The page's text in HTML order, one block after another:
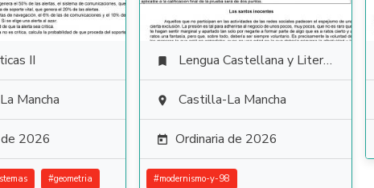
II
Mancha
2026
#geometria
 Lengua Castellana y Literatura
 Castilla-La Mancha
 Ordinaria de 2026
#modernismo-y-98